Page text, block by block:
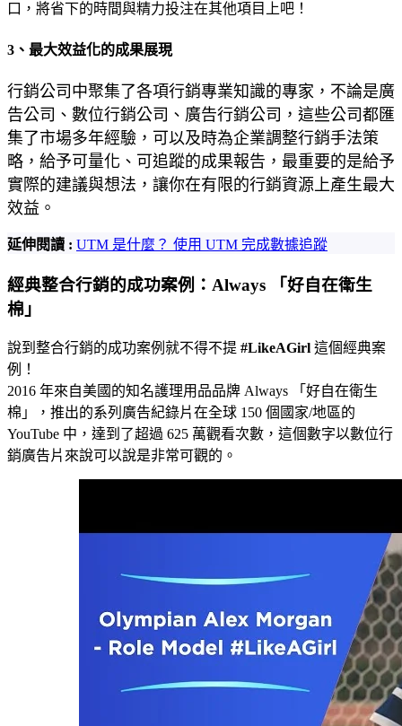
口，將省下的時間與精力投注在其他項目上吧！
3、最大效益化的成果展現
行銷公司中聚集了各項行銷專業知識的專家，不論是廣
告公司、數位行銷公司、廣告行銷公司，這些公司都匯
集了市場多年經驗，可以及時為企業調整行銷手法策
略，給予可量化、可追蹤的成果報告，最重要的是給予
實際的建議與想法，讓你在有限的行銷資源上產生最大
效益。
延伸閱讀 : UTM 是什麼？ 使用 UTM 完成數據追蹤
經典整合行銷的成功案例：Always 「好自在衛生
棉」
說到整合行銷的成功案例就不得不提 #LikeAGirl 這個經典案
例！
2016 年來自美國的知名護理用品品牌 Always 「好自在衛生
棉」，推出的系列廣告紀錄片在全球 150 個國家/地區的
YouTube 中，達到了超過 625 萬觀看次數，這個數字以數位行
銷廣告片來說可以說是非常可觀的。